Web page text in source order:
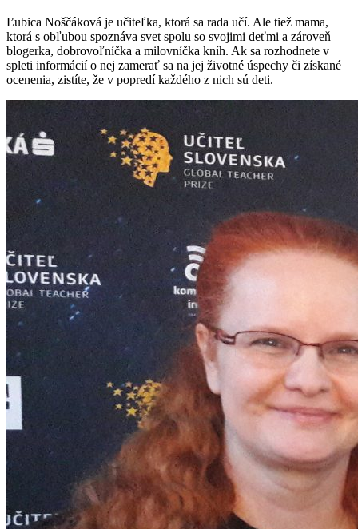
Ľubica Noščáková je učiteľka, ktorá sa rada učí. Ale tiež mama,
ktorá s obľubou spoznáva svet spolu so svojimi deťmi a zároveň
blogerka, dobrovoľníčka a milovníčka kníh. Ak sa rozhodnete v
spleti informácií o nej zamerať sa na jej životné úspechy či získané
ocenenia, zistíte, že v popredí každého z nich sú deti.